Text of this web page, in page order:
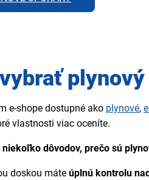
plynový
e-shope dostupné ako plynové,
vlastnosti viac oceníte.
dôvodov, prečo sú
doskou máte úplnú kontrolu